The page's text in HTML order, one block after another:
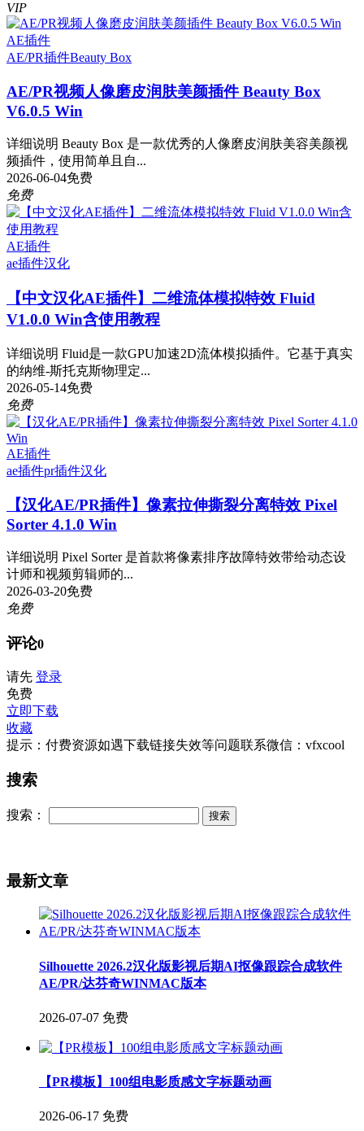
VIP
AE插件
AE/PR插件Beauty Box
AE/PR视频人像磨皮润肤美颜插件 Beauty Box
V6.0.5 Win
详细说明 Beauty Box 是一款优秀的人像磨皮润肤美容美颜视
频插件，使用简单且自...
2026-06-04免费
免费
AE插件
ae插件汉化
【中文汉化AE插件】二维流体模拟特效 Fluid
V1.0.0 Win含使用教程
详细说明 Fluid是一款GPU加速2D流体模拟插件。它基于真实
的纳维-斯托克斯物理定...
2026-05-14免费
免费
AE插件
ae插件pr插件汉化
【汉化AE/PR插件】像素拉伸撕裂分离特效 Pixel
Sorter 4.1.0 Win
详细说明 Pixel Sorter 是首款将像素排序故障特效带给动态设
计师和视频剪辑师的...
2026-03-20免费
免费
评论0
请先 登录
免费
立即下载
收藏
提示：付费资源如遇下载链接失效等问题联系微信：vfxcool
搜索
搜索：
最新文章
Silhouette 2026.2汉化版影视后期AI抠像跟踪合成软件
AE/PR/达芬奇WINMAC版本
2026-07-07 免费
【PR模板】100组电影质感文字标题动画
2026-06-17 免费